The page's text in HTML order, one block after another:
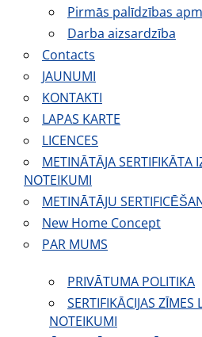
Pirmās palīdzības
Darba aizsardzība
Contacts
JAUNUMI
KONTAKTI
LAPAS KARTE
LICENCES
METINĀTĀJA SERTIFIKĀTA
NOTEIKUMI
METINĀTĀJU
New Home Concept
PAR MUMS
PRIVĀTUMA POLITIKA
SERTIFIKĀCIJAS ZĪMES
NOTEIKUMI